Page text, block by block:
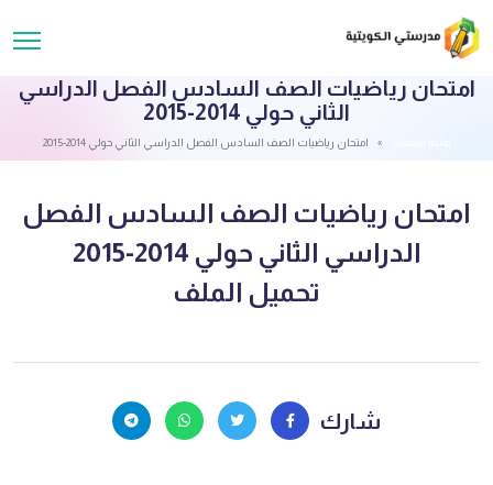
امتحان رياضيات الصف السادس الفصل الدراسي
الثاني حولي 2014-2015
امتحان رياضيات الصف السادس الفصل الدراسي الثاني حولي 2014-2015
امتحان رياضيات الصف السادس الفصل
الدراسي الثاني حولي 2014-2015
تحميل الملف
شارك